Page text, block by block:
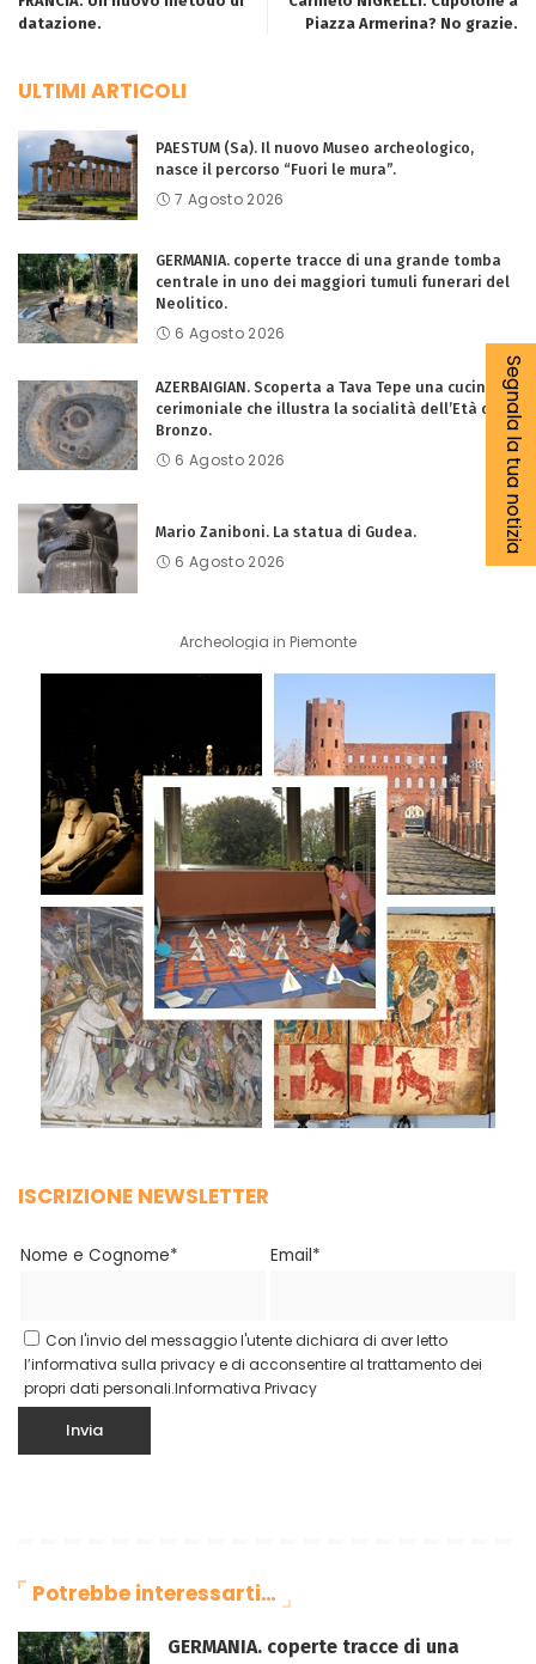
datazione.
Piazza Armerina? No grazie.
ULTIMI ARTICOLI
PAESTUM (Sa). Il nuovo Museo archeologico,
nasce il percorso “Fuori le mura”.
7 Agosto 2026
GERMANIA. coperte tracce di una grande tomba
centrale in uno dei maggiori tumuli funerari del
Neolitico.
6 Agosto 2026
AZERBAIGIAN. Scoperta a Tava Tepe una cucina
cerimoniale che illustra la socialità dell’Età del
Bronzo.
6 Agosto 2026
Mario Zaniboni. La statua di Gudea.
6 Agosto 2026
Archeologia in Piemonte
ISCRIZIONE NEWSLETTER
Nome e Cognome* Email*
Con l'invio del messaggio l'utente dichiara di aver letto
l’informativa sulla privacy e di acconsentire al trattamento dei
propri dati personali.Informativa Privacy
Potrebbe interessarti…
GERMANIA. coperte tracce di una
Segnala la tua notizia